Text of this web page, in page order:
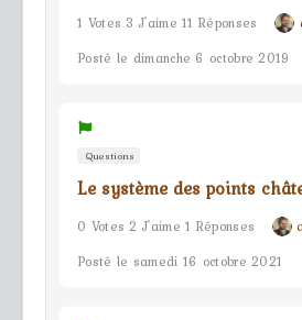
1 Votes 3 J'aime 11 Réponses
Posté le dimanche 6 octobre 2019
Questions
Le système des points
0 Votes 2 J'aime 1 Réponses
Posté le samedi 16 octobre 2021